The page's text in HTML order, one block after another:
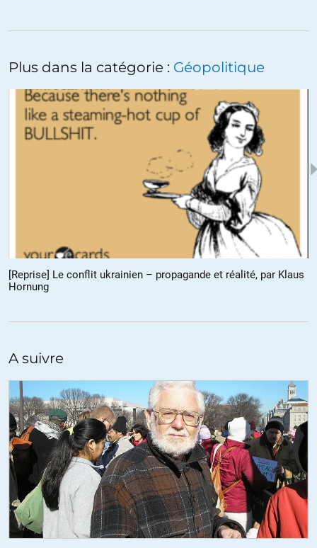
Noam//19.08.2014 à 01h47
images satellites qui ne corroborent pas du tout le discours de la
partie ukrainienne sur la fameuse colonne fantôme. D’où la position
Et puis soyons raisonnables, on ne commence pas par envahir son
voisin avec seulement une colonne de 20 blindés… surtout les
russes… ils auraient mis le paquet. Non, les ukrainiens perdent
lentement mais sûrement le peu de crédibilité qu’on aurait pu
généreusement leur accorder, si tant est qu’ils en aient encore ! Les
conseillers de l’OTAN doivent s’arracher les cheveux…
visiteur
La succession ininterrompue de déclarations fracassantes
de rétractations, très vite oubliées et recouvertes par de nouveaux
attaquée par la Russie (directement ou indirectement).
Ainsi :
1) L’armée russe est en Ukraine ! Preuve par « selfie » d’un soldat
russe travaillant avec un « buk », posté sur VKontakte !
2) L’armée russe pilonne l’Ukraine ! Preuve par des postes frontières
ukrainiens détruits !
3) L’armée russe envoie des systèmes de DCA avancés aux rebelles
! Preuve par photo d’un BUK a côté d’un panneau publicitaire
ukrainien !
Plus dans la catégorie : Géopolitique
[Reprise] Le conflit ukrainien – propagande et réalité, par Klaus
Hornung
A suivre